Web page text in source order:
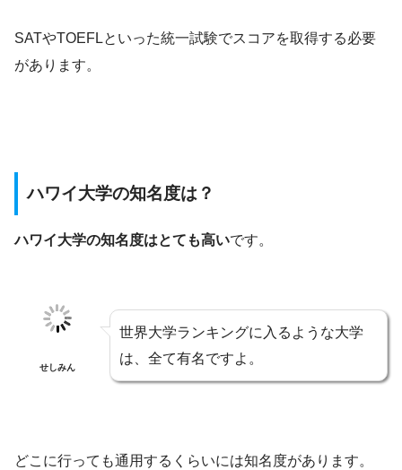
SATやTOEFLといった統一試験でスコアを取得する必要
があります。
ハワイ大学の知名度は？
ハワイ大学の知名度はとても高いです。
せしみん
世界大学ランキングに入るような大学
は、全て有名ですよ。
どこに行っても通用するくらいには知名度があります。